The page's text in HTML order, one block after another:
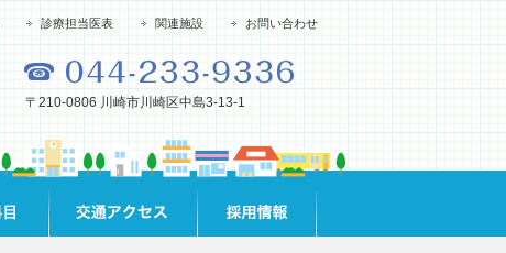
〒210-0806 川崎市川崎区中島3-13-1
診療担当医表 関連施設 お問い合わせ